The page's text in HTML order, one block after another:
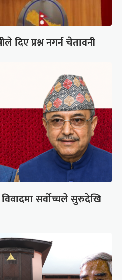
दिए प्रश्न नगर्न चेतावनी
सर्वोच्चले सुरुदेखि